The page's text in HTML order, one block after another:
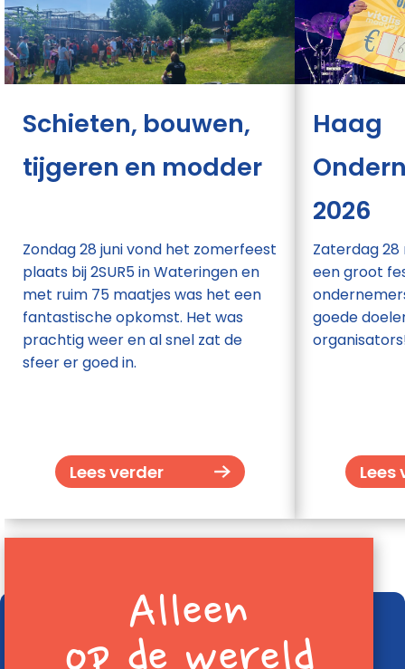
Schieten, bouwen,
tijgeren en modder
Zondag 28 juni vond het zomerfeest
plaats bij 2SUR5 in Wateringen en
met ruim 75 maatjes was het een
fantastische opkomst. Het was
prachtig weer en al snel zat de
sfeer er goed in.
Lees verder
Haag
2026
Zaterdag
een groot
goede
Lees
Alleen